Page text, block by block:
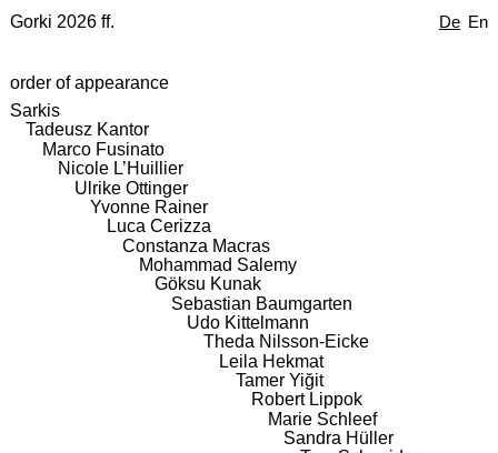
De En
Gorki 2026 ff.
order of appearance
Sarkis
Tadeusz Kantor
Marco Fusinato
Nicole L’Huillier
Ulrike Ottinger
Yvonne Rainer
Luca Cerizza
Constanza Macras
Mohammad Salemy
Göksu Kunak
Sebastian Baumgarten
Udo Kittelmann
Theda Nilsson-Eicke
Leila Hekmat
Tamer Yiğit
Robert Lippok
Marie Schleef
Sandra Hüller